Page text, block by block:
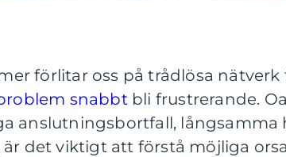
förlitar oss på trådlösa
snabbtbli frustrerande.
anslutningsbortfall, långsamma
är det viktigt att förstå möjliga